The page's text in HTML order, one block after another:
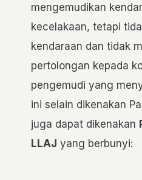
mengemudikan
kecelakaan, tetapi
kendaraan dan tidak
pertolongan kepada
pengemudi yang
ini selain dikenakan
juga dapat dikenakan
LLAJ yang berbunyi: